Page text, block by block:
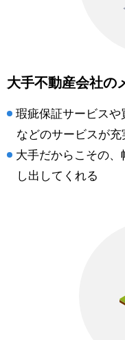
大手不動産会社の
瑕疵保証サービス
などのサービスが充
大手だからこその
し出してくれる